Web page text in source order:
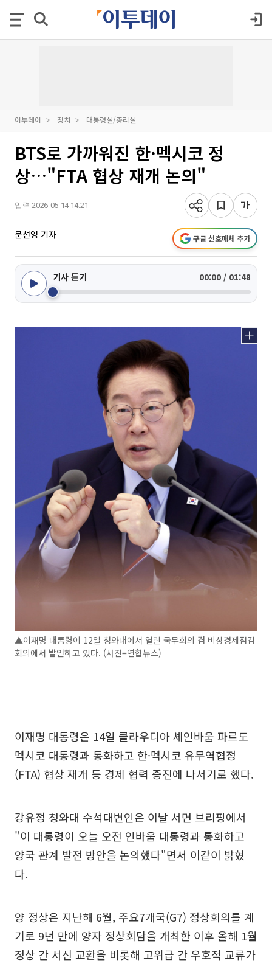
이투데이 정치 대통령실/총리실
BTS로 가까워진 한·멕시코 정
상…"FTA 협상 재개 논의"
입력 2026-05-14 14:21
문선영 기자 구글 선호매체 추가
기사 듣기 00:00 / 01:48
▲이재명 대통령이 12일 청와대에서 열린 국무회의 겸 비상경제점검
회의에서 발언하고 있다. (사진=연합뉴스)
이재명 대통령은 14일 클라우디아 셰인바움 파르도
멕시코 대통령과 통화하고 한·멕시코 유무역협정
(FTA) 협상 재개 등 경제 협력 증진에 나서기로 했다.
강유정 청와대 수석대변인은 이날 서면 브리핑에서
"이 대통령이 오늘 오전 인바움 대통령과 통화하고
양국 관계 발전 방안을 논의했다"면서 이같이 밝혔
다.
양 정상은 지난해 6월, 주요7개국(G7) 정상회의를 계
기로 9년 만에 양자 정상회담을 개최한 이후 올해 1월
정상 간 서신 교환을 비롯해 고위급 간 우호적 교류가